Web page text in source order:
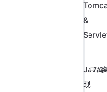
&
7/
Java
现